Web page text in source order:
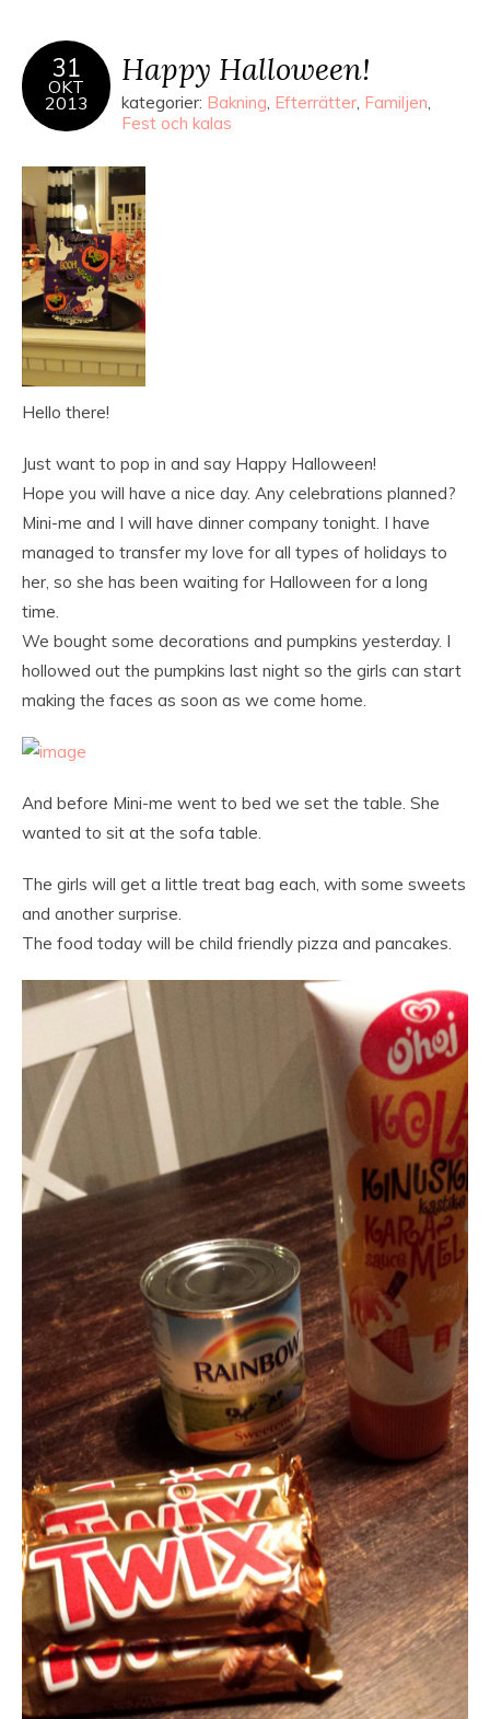
31
OKT
2013
Happy Halloween!
kategorier: Bakning, Efterrätter, Familjen,
Fest och kalas
Hello there!
Just want to pop in and say Happy Halloween!
Hope you will have a nice day. Any celebrations planned?
Mini-me and I will have dinner company tonight. I have
managed to transfer my love for all types of holidays to
her, so she has been waiting for Halloween for a long
time.
We bought some decorations and pumpkins yesterday. I
hollowed out the pumpkins last night so the girls can start
making the faces as soon as we come home.
And before Mini-me went to bed we set the table. She
wanted to sit at the sofa table.
The girls will get a little treat bag each, with some sweets
and another surprise.
The food today will be child friendly pizza and pancakes.